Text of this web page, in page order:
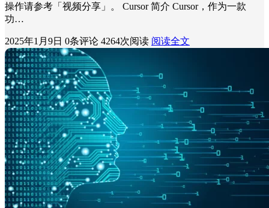
操作请参考「视频分享」。 Cursor 简介 Cursor，作为一款
功…
2025年1月9日 0条评论 4264次阅读 阅读全文